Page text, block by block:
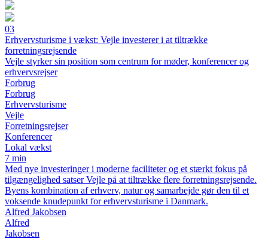
03
Erhvervsturisme i vækst: Vejle investerer i at tiltrække
forretningsrejsende
Vejle styrker sin position som centrum for møder, konferencer og
erhvervsrejser
Forbrug
Forbrug
Erhvervsturisme
Vejle
Forretningsrejser
Konferencer
Lokal vækst
7 min
Med nye investeringer i moderne faciliteter og et stærkt fokus på
tilgængelighed satser Vejle på at tiltrække flere forretningsrejsende.
Byens kombination af erhverv, natur og samarbejde gør den til et
voksende knudepunkt for erhvervsturisme i Danmark.
Alfred Jakobsen
Alfred
Jakobsen